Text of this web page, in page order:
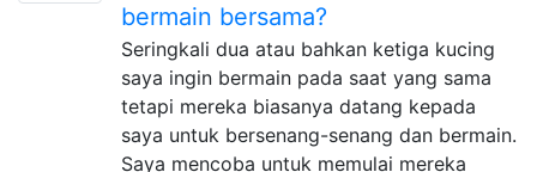
bermain bersama?
Seringkali dua atau bahkan ketiga kucing
saya ingin bermain pada saat yang sama
tetapi mereka biasanya datang kepada
saya untuk bersenang-senang dan bermain.
Saya mencoba untuk memulai mereka